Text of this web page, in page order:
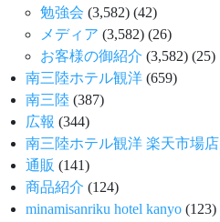
勉強会 (3,582) (42)
メディア (3,582) (26)
お客様の御紹介 (3,582) (25)
南三陸ホテル観洋 (659)
南三陸 (387)
広報 (344)
南三陸ホテル観洋 楽天市場店
通販 (141)
商品紹介 (124)
minamisanriku hotel kanyo (123)